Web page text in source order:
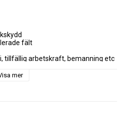
fält
tillfällig arbetskraft, bemanning etc
mer